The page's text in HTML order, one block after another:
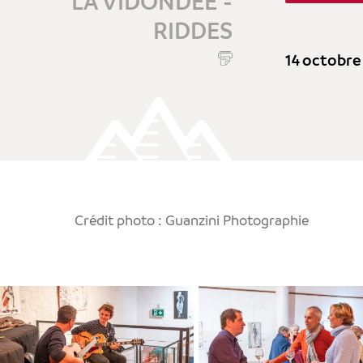
RIDDES
14
Crédit photo : Guanzini Photographie